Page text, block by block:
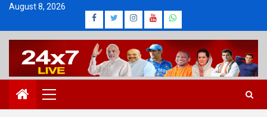
Skip
content
August 8, 2026
Facebook
Twitter
Instagram
Youtube
Whatsapp
Primary
Menu